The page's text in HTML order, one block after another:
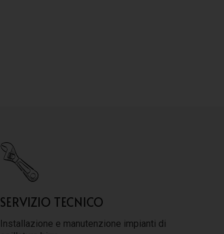
SERVIZIO TECNICO
Installazione e manutenzione impianti di